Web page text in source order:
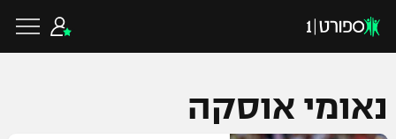
נאומי אוסקה